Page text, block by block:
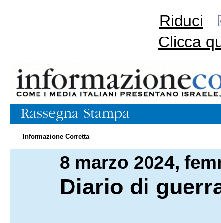
Riduci
Clicca
Informazione Corretta
8 marzo 2024,
Diario di